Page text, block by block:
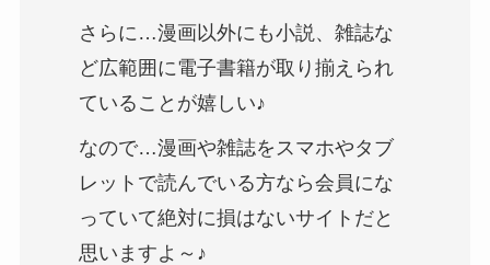
さらに…漫画以外にも小説、雑誌な
ど広範囲に電子書籍が取り揃えられ
ていることが嬉しい♪
なので…漫画や雑誌をスマホやタブ
レットで読んでいる方なら会員にな
っていて絶対に損はないサイトだと
思いますよ～♪